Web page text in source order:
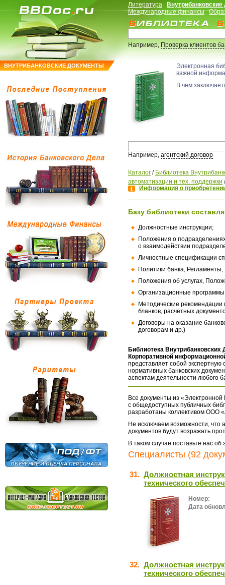
ВНУТРИБАНКОВСКИЕ ДОКУМЕНТЫ
Литература
Международные финансы
Например,Проверка клиентов
Электронная
важной
В чем
Например, агентский договор
Каталог / Библиотека
автоматизации и тех. поддержки
Информация о
Базу библиотеки
Должностные инструкции;
Положения о
о взаимодействии
Личностные спецификации
Политики банка,
Положения об услугах,
Организационные
Методические
бланков, расчетных
Договоры на оказание
договорам и др.)
Библиотека
Корпоративной
представляет собой экспертную
нормативных банковских
аспектам деятельности любого
Все документы из «Электронной
с общедоступных публичных
разработаны коллективом ООО
Не исключаем возможности, что
документов будут возражать
В таком случае поставьте нас
Специалисты (92
31. Должностная
технического
Номер:
Дата
32. Должностная
технического